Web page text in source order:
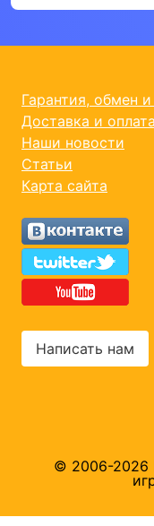
Гарантия, обмен и
Доставка и оплата
Наши новости
Статьи
Карта сайта
Написать нам
© 2006-2026